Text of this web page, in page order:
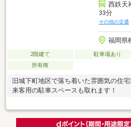
西鉄天
33分
その他の交通
福岡県
2階建て 駐車場あり
所有権
旧城下町地区で落ち着いた雰囲気の住
来客用の駐車スペースも取れます！